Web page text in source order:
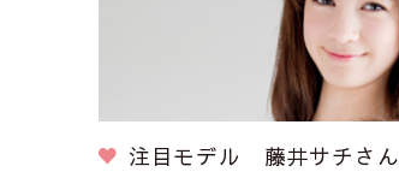
注目モデル 藤井サチさん